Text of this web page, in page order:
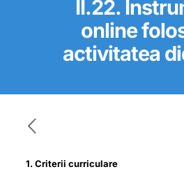
II.22.
online
activitatea
1. Criterii curriculare